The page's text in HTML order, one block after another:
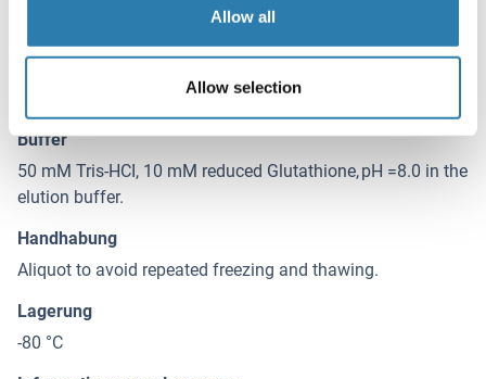
Allow all
Allow selection
Nur für Forschungszwecke einsetzbar
Buffer
50 mM Tris-HCI, 10 mM reduced Glutathione, pH =8.0 in the
elution buffer.
Handhabung
Aliquot to avoid repeated freezing and thawing.
Lagerung
-80 °C